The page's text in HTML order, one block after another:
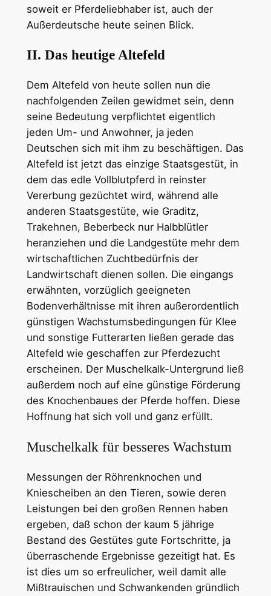
soweit er Pferdeliebhaber ist, auch der
Außerdeutsche heute seinen Blick.
II. Das heutige Altefeld
Dem Altefeld von heute sollen nun die
nachfolgenden Zeilen gewidmet sein, denn
seine Bedeutung verpflichtet eigentlich
jeden Um- und Anwohner, ja jeden
Deutschen sich mit ihm zu beschäftigen. Das
Altefeld ist jetzt das einzige Staatsgestüt, in
dem das edle Vollblutpferd in reinster
Vererbung gezüchtet wird, während alle
anderen Staatsgestüte, wie Graditz,
Trakehnen, Beberbeck nur Halbblütler
heranziehen und die Landgestüte mehr dem
wirtschaftlichen Zuchtbedürfnis der
Landwirtschaft dienen sollen. Die eingangs
erwähnten, vorzüglich geeigneten
Bodenverhältnisse mit ihren außerordentlich
günstigen Wachstumsbedingungen für Klee
und sonstige Futterarten ließen gerade das
Altefeld wie geschaffen zur Pferdezucht
erscheinen. Der Muschelkalk-Untergrund ließ
außerdem noch auf eine günstige Förderung
des Knochenbaues der Pferde hoffen. Diese
Hoffnung hat sich voll und ganz erfüllt.
Muschelkalk für besseres Wachstum
Messungen der Röhrenknochen und
Kniescheiben an den Tieren, sowie deren
Leistungen bei den großen Rennen haben
ergeben, daß schon der kaum 5 jährige
Bestand des Gestütes gute Fortschritte, ja
überraschende Ergebnisse gezeitigt hat. Es
ist dies um so erfreulicher, weil damit alle
Mißtrauischen und Schwankenden gründlich